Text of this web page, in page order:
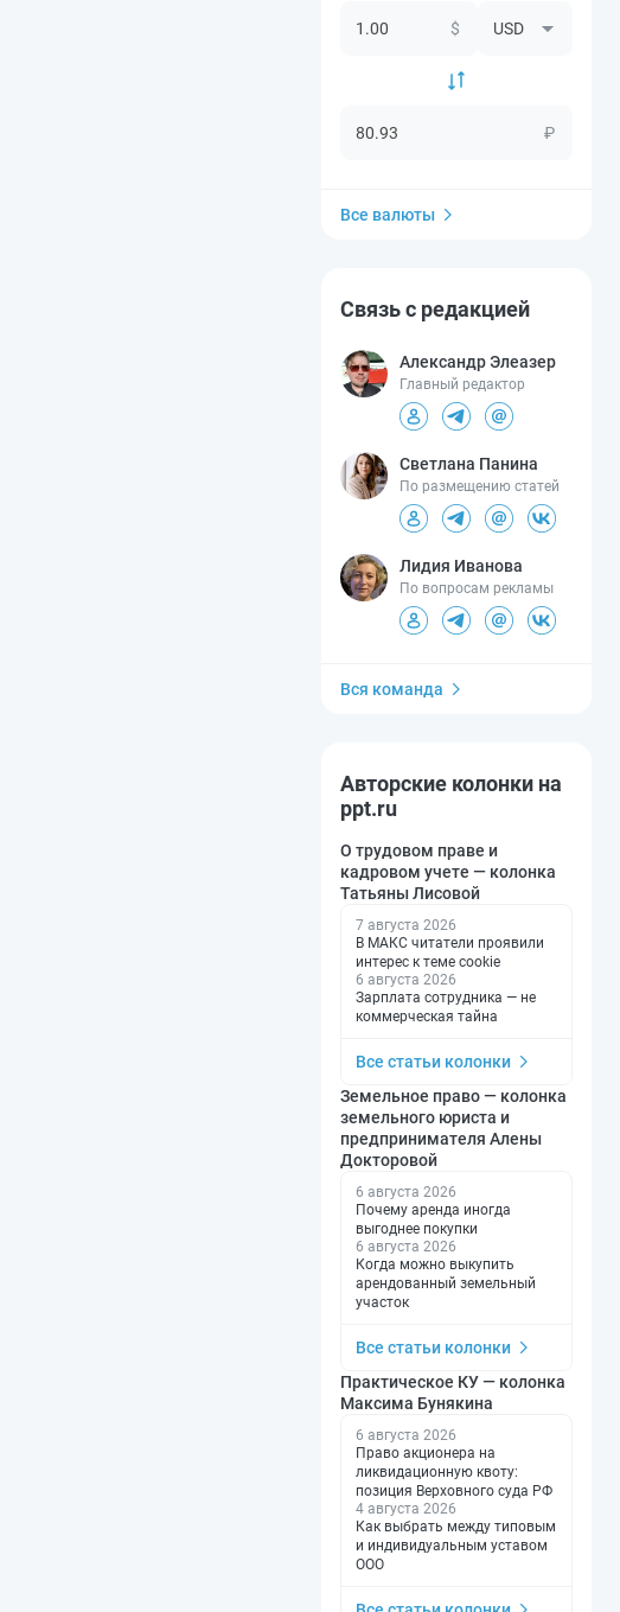
$
₽
Все валюты
Связь с редакцией
Александр Элеазер
Главный редактор
Светлана Панина
По размещению статей
Лидия Иванова
По вопросам рекламы
Вся команда
Авторские колонки на
ppt.ru
О трудовом праве и
кадровом учете — колонка
Татьяны Лисовой
7 августа 2026
В МАКС читатели проявили
интерес к теме cookie
6 августа 2026
Зарплата сотрудника — не
коммерческая тайна
Все статьи колонки
Земельное право — колонка
земельного юриста и
предпринимателя Алены
Докторовой
6 августа 2026
Почему аренда иногда
выгоднее покупки
6 августа 2026
Когда можно выкупить
арендованный земельный
участок
Все статьи колонки
Практическое КУ — колонка
Максима Бунякина
6 августа 2026
Право акционера на
ликвидационную квоту:
позиция Верховного суда РФ
4 августа 2026
Как выбрать между типовым
и индивидуальным уставом
ООО